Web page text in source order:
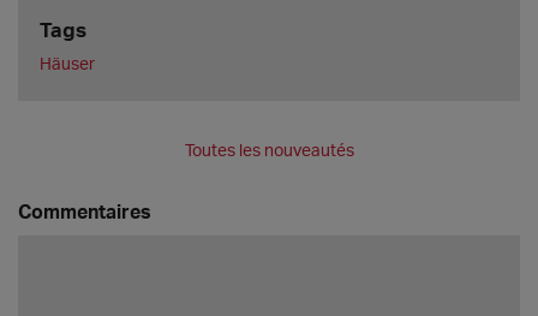
Tags
Häuser
Toutes les nouveautés
Commentaires